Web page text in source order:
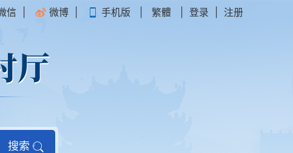
信 微博 手机版 繁體 登录 注册
搜索